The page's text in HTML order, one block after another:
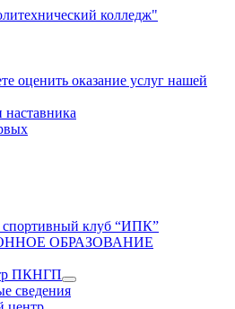
оценить оказание услуг нашей
наставника
спортивный клуб “ИПК”
ОБРАЗОВАНИЕ
ПКНГП
Show
sub
сведения